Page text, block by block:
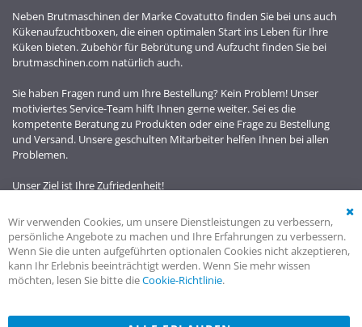
Neben Brutmaschinen der Marke Covatutto finden Sie bei uns auch
Kükenaufzuchtboxen, die einen optimalen Start ins Leben für Ihre
Küken bieten. Zubehör für Bebrütung und Aufzucht finden Sie bei
brutmaschinen.com natürlich auch.
Sie haben Fragen rund um Ihre Bestellung? Kein Problem! Unser
motiviertes Service-Team hilft Ihnen gerne weiter. Sei es die
kompetente Beratung zu Produkten oder eine Frage zu Bestellung
und Versand. Unsere geschulten Mitarbeiter helfen Ihnen bei allen
Problemen.
Unser Ziel ist Ihre Zufriedenheit!
Wir verwenden Cookies, um unsere Dienstleistungen zu verbessern,
persönliche Angebote zu machen und Ihre Erfahrungen zu verbessern.
Wenn Sie die unten aufgeführten optionalen Cookies nicht akzeptieren,
kann Ihr Erlebnis beeinträchtigt werden. Wenn Sie mehr wissen
möchten, lesen Sie bitte dieCookie-Richtlinie.